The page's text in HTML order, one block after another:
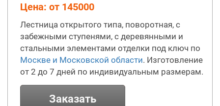
Цена: от 145000
Лестница открытого типа, поворотная, с
забежными ступенями, с деревянными и
стальными элементами отделки под ключ по
Москве и Московской области. Изготовление
от 2 до 7 дней по индивидуальным размерам.
Заказать